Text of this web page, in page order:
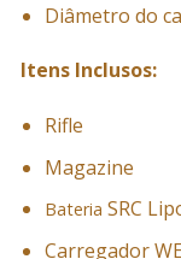
Diâmetro do
Itens Inclusos:
Rifle
Magazine
BateriaSRC
Carregador